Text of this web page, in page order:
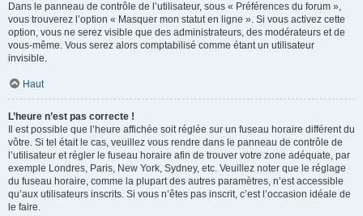
Dans le panneau de contrôle de l’utilisateur, sous « Préférences du forum »,
vous trouverez l’option « Masquer mon statut en ligne ». Si vous activez cette
option, vous ne serez visible que des administrateurs, des modérateurs et de
vous-même. Vous serez alors comptabilisé comme étant un utilisateur
invisible.
Haut
L’heure n’est pas correcte !
Il est possible que l’heure affichée soit réglée sur un fuseau horaire différent du
vôtre. Si tel était le cas, veuillez vous rendre dans le panneau de contrôle de
l’utilisateur et régler le fuseau horaire afin de trouver votre zone adéquate, par
exemple Londres, Paris, New York, Sydney, etc. Veuillez noter que le réglage
du fuseau horaire, comme la plupart des autres paramètres, n’est accessible
qu’aux utilisateurs inscrits. Si vous n’êtes pas inscrit, c’est l’occasion idéale de
le faire.